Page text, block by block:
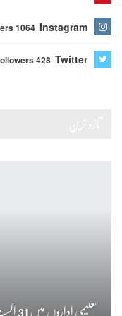
Instagram
1064
Twitter
428